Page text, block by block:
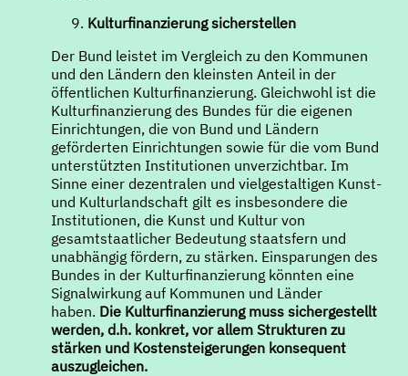
Kulturfinanzierung sicherstellen
Der Bund leistet im Vergleich zu den Kommunen
und den Ländern den kleinsten Anteil in der
öffentlichen Kulturfinanzierung. Gleichwohl ist die
Kulturfinanzierung des Bundes für die eigenen
Einrichtungen, die von Bund und Ländern
geförderten Einrichtungen sowie für die vom Bund
unterstützten Institutionen unverzichtbar. Im
Sinne einer dezentralen und vielgestaltigen Kunst-
und Kulturlandschaft gilt es insbesondere die
Institutionen, die Kunst und Kultur von
gesamtstaatlicher Bedeutung staatsfern und
unabhängig fördern, zu stärken. Einsparungen des
Bundes in der Kulturfinanzierung könnten eine
Signalwirkung auf Kommunen und Länder
haben. Die Kulturfinanzierung muss sichergestellt
werden, d.h. konkret, vor allem Strukturen zu
stärken und Kostensteigerungen konsequent
auszugleichen.